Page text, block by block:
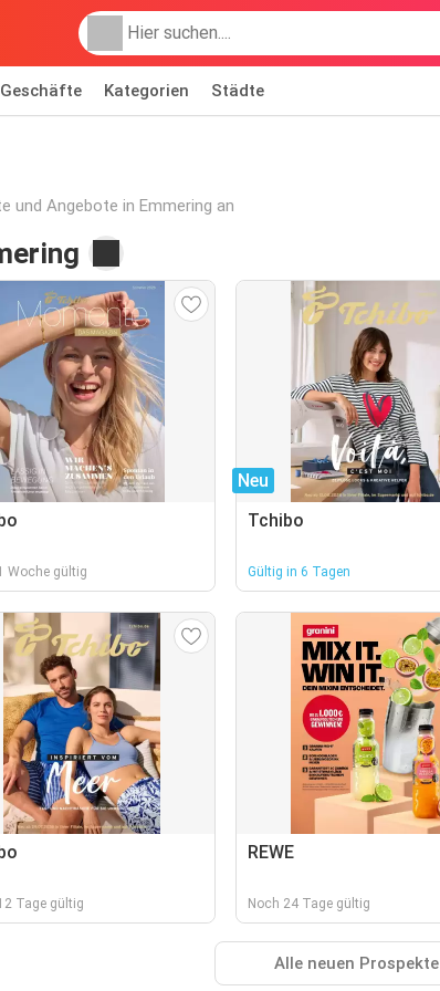
Geschäfte Kategorien Städte
und Angebote in Emmering an
Woche gültig
Neu
Tchibo
Gültig in 6 Tagen
Tage gültig
REWE
Noch 24 Tage gültig
Alle neuen Prospekte